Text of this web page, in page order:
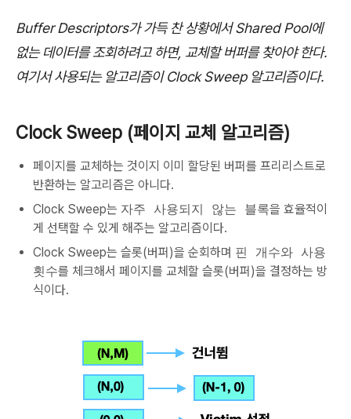
Buffer Descriptors가 가득 찬 상황에서 Shared Pool에
없는 데이터를 조회하려고 하면, 교체할 버퍼를 찾아야 한다.
여기서 사용되는 알고리즘이 Clock Sweep 알고리즘이다.
Clock Sweep (페이지 교체 알고리즘)
페이지를 교체하는 것이지 이미 할당된 버퍼를 프리리스트로
반환하는 알고리즘은 아니다.
Clock Sweep는 자주 사용되지 않는 블록을 효율적이
게 선택할 수 있게 해주는 알고리즘이다.
Clock Sweep는 슬롯(버퍼)을 순회하며 핀 개수와 사용
횟수를 체크해서 페이지를 교체할 슬롯(버퍼)을 결정하는 방
식이다.